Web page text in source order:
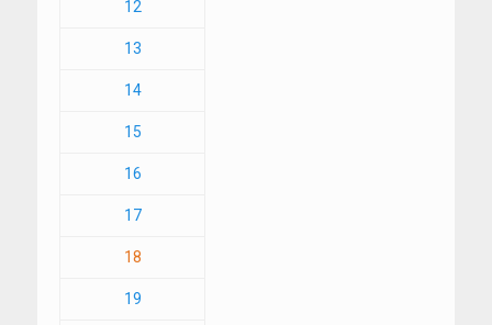
12
13
14
15
16
17
18
19